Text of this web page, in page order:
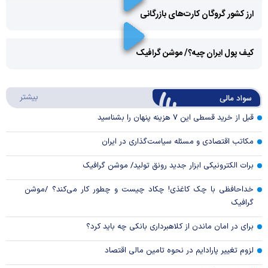
ارز کشور گروگان کارت‌های بازرگانی
Video
کیف پول ایران چیه؟/ موشن گرافیک
سواد مالی بیشتر
قبل از خرید قسطی این ۷ هزینه پنهان را بشناسید
مکاتب اقتصادی و مسئله سیاست‌گذاری در ایران
برات الکترونیکی ابزار جدید رونق تولید/ موشن گرافیک
خداحافظی با چک کاغذی! چکاد چیست و چطور کار می‌کند؟ /موشن
گرافیک
برای در امان ماندن از کلاهبرداری بانکی چه باید کرد؟
لزوم تغییر پارادایم در نحوه تامین مالی اقتصاد